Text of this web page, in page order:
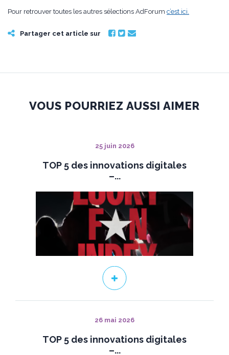
Pour retrouver toutes les autres sélections AdForum c’est ici.
Partager cet article sur
VOUS POURRIEZ AUSSI AIMER
25 juin 2026
TOP 5 des innovations digitales
–...
26 mai 2026
TOP 5 des innovations digitales
–...